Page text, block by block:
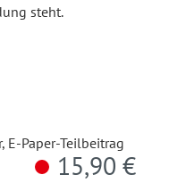
steht.
E-Paper-Teilbeitrag
15,90 €